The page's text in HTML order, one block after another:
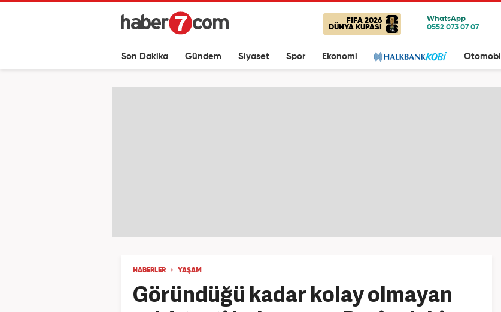
FIFA 2026
DÜNYA KUPASI
Son Dakika Gündem Siyaset Spor Ekonomi Otomobil
HABERLER YAŞAM
Göründüğü kadar kolay olmayan